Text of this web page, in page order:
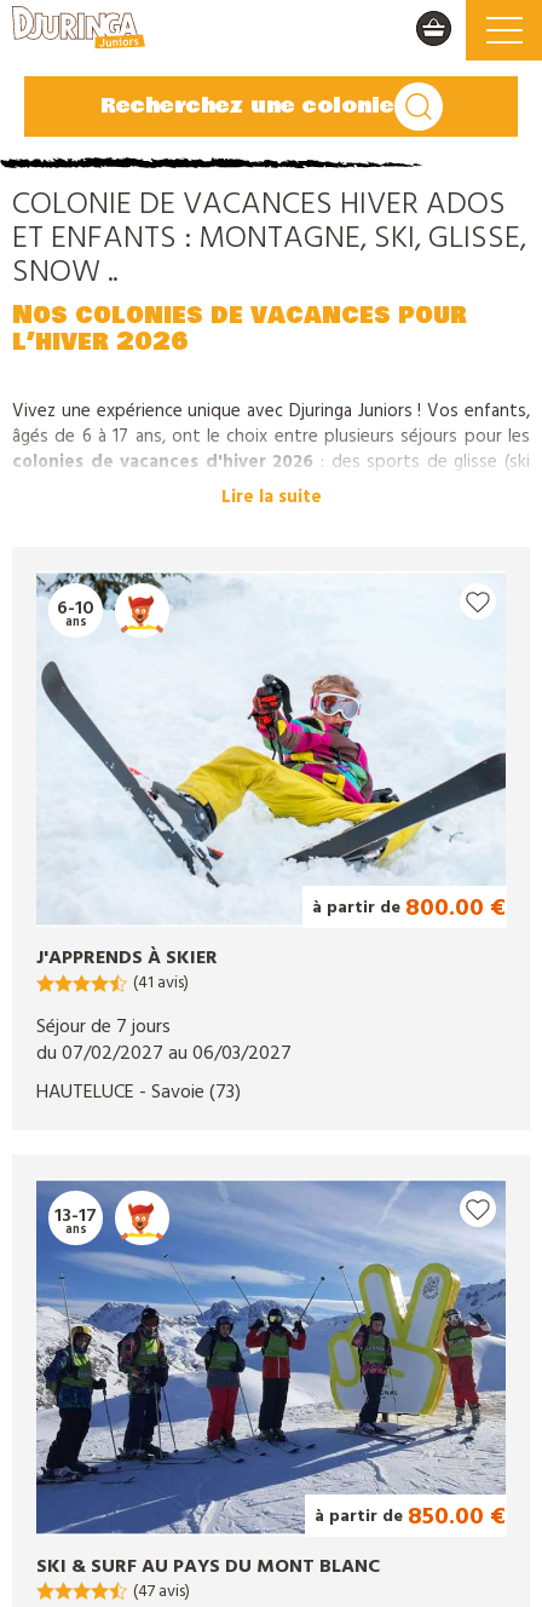
Recherchez une colonie
COLONIE DE VACANCES HIVER ADOS
ET ENFANTS : MONTAGNE, SKI, GLISSE,
SNOW ..
Nos colonies de vacances pour
l’hiver 2026
Vivez une expérience unique avec Djuringa Juniors ! Vos enfants,
âgés de 6 à 17 ans, ont le choix entre plusieurs séjours pour les
colonies de vacances d'hiver 2026 : des sports de glisse (ski
de piste, ski de fond, snowboard…) et des activités en
d'hiver et de donner les premières bonnes sensations de glisse à
vos enfants ! Djuringa propose également des séjours sportifs,
ludiques et culinaires pour toutes les passions, vive les
de vacances pour ados
Lire la suite
6-10
ans
à partir de 800.00 €
J'APPRENDS À SKIER
(41 avis)
Séjour de 7 jours
du 07/02/2027 au 06/03/2027
HAUTELUCE - Savoie(73)
13-17
ans
à partir de 850.00 €
SKI & SURF AU PAYS DU MONT BLANC
(47 avis)